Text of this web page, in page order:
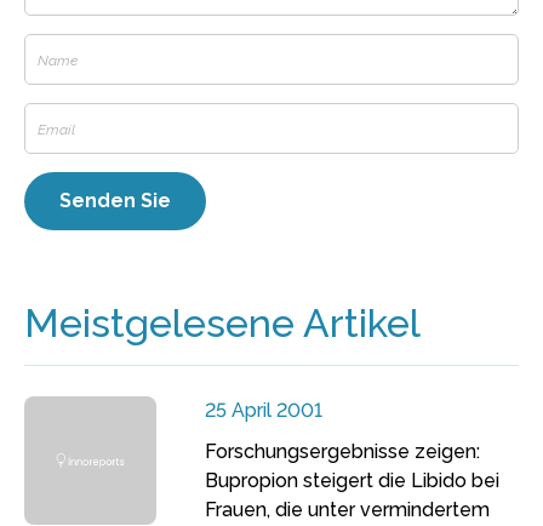
Meistgelesene Artikel
25 April 2001
Forschungsergebnisse zeigen:
Bupropion steigert die Libido bei
Frauen, die unter vermindertem